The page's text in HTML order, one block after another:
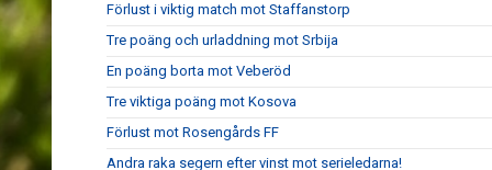
Förlust i viktig match mot Staffanstorp
Tre poäng och urladdning mot Srbija
En poäng borta mot Veberöd
Tre viktiga poäng mot Kosova
Förlust mot Rosengårds FF
Andra raka segern efter vinst mot serieledarna!